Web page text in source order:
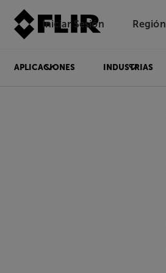
Iniciar Sesión Región
APLICACIONES INDUSTRIAS